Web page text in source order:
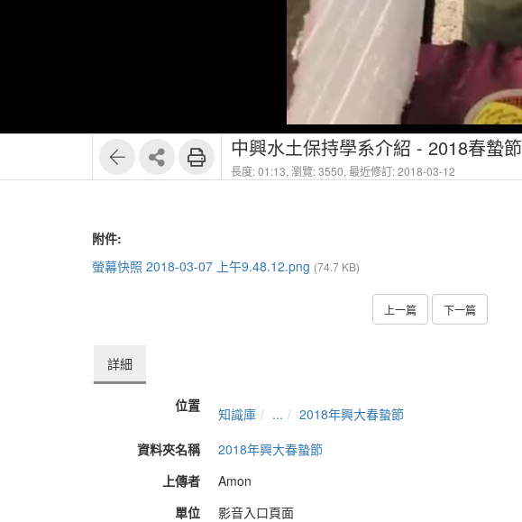
中興水土保持學系介紹 - 2018春蟄節
長度: 01:13, 瀏覽: 3550, 最近修訂: 2018-03-12
附件:
螢幕快照 2018-03-07 上午9.48.12.png (74.7 KB)
上一篇 下一篇
詳細
位置 知識庫 ...
2018年興大春蟄節
資料夾名稱
2018年興大春蟄節
上傳者
Amon
單位
影音入口頁面